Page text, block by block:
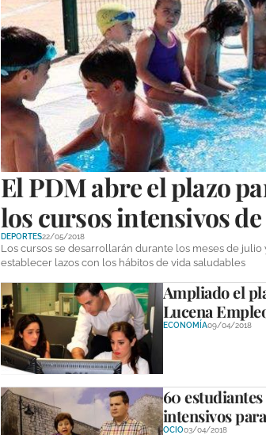
El PDM abre el plazo
los cursos intensivos
DEPORTES22/05/2018
Los cursos se desarrollarán durante los meses de
establecer lazos con los hábitos de vida saludables
Ampliado el
Lucena
ECONOMÍA09/04/2018
60
intensivos
OCIO03/04/2018